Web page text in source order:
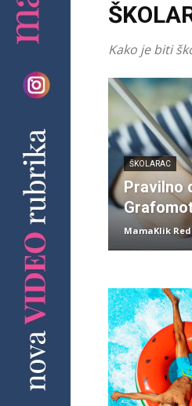
Kako je biti
ŠKOLARAC
Pravilno
MamaKlik